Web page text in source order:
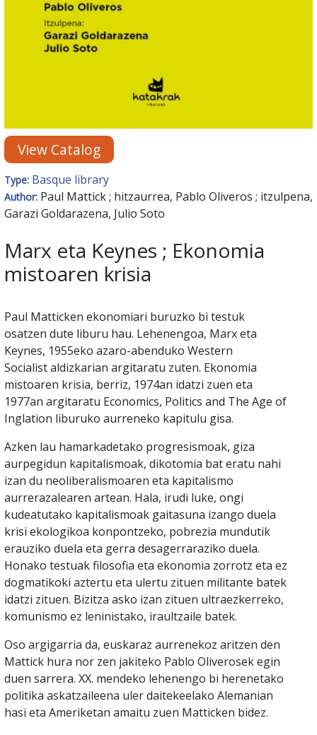
View Catalog
Type: Basque library
Author: Paul Mattick ; hitzaurrea, Pablo Oliveros ; itzulpena,
Garazi Goldarazena, Julio Soto
Marx eta Keynes ; Ekonomia
mistoaren krisia
Paul Matticken ekonomiari buruzko bi testuk
osatzen dute liburu hau. Lehenengoa, Marx eta
Keynes, 1955eko azaro-abenduko Western
Socialist aldizkarian argitaratu zuten. Ekonomia
mistoaren krisia, berriz, 1974an idatzi zuen eta
1977an argitaratu Economics, Politics and The Age of
Inglation liburuko aurreneko kapitulu gisa.
Azken lau hamarkadetako progresismoak, giza
aurpegidun kapitalismoak, dikotomia bat eratu nahi
izan du neoliberalismoaren eta kapitalismo
aurrerazalearen artean. Hala, irudi luke, ongi
kudeatutako kapitalismoak gaitasuna izango duela
krisi ekologikoa konpontzeko, pobrezia mundutik
erauziko duela eta gerra desagerraraziko duela.
Honako testuak filosofia eta ekonomia zorrotz eta ez
dogmatikoki aztertu eta ulertu zituen militante batek
idatzi zituen. Bizitza asko izan zituen ultraezkerreko,
komunismo ez leninistako, iraultzaile batek.
Oso argigarria da, euskaraz aurrenekoz aritzen den
Mattick hura nor zen jakiteko Pablo Oliverosek egin
duen sarrera. XX. mendeko lehenengo bi herenetako
politika askatzaileena uler daitekeelako Alemanian
hasi eta Ameriketan amaitu zuen Matticken bidez.